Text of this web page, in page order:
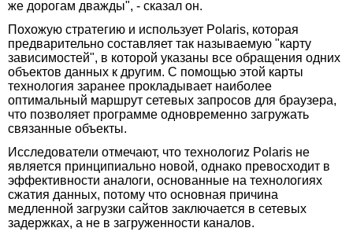
же дорогам дважды", - сказал он.
Похожую стратегию и использует Polaris, которая
предварительно составляет так называемую "карту
зависимостей", в которой указаны все обращения одних
объектов данных к другим. С помощью этой карты
технология заранее прокладывает наиболее
оптимальный маршрут сетевых запросов для браузера,
что позволяет программе одновременно загружать
связанные объекты.
Исследователи отмечают, что технологиz Polaris не
является принципиально новой, однако превосходит в
эффективности аналоги, основанные на технологиях
сжатия данных, потому что основная причина
медленной загрузки сайтов заключается в сетевых
задержках, а не в загруженности каналов.